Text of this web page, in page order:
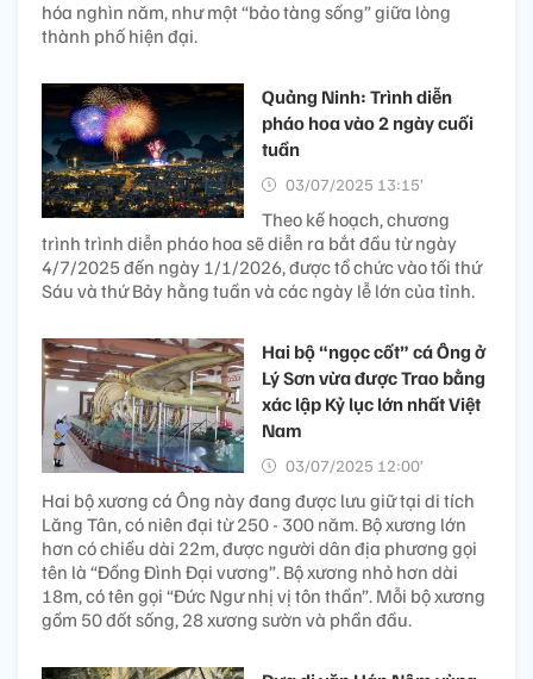
hóa nghìn năm, như một “bảo tàng sống” giữa lòng
thành phố hiện đại.
Quảng Ninh: Trình diễn
pháo hoa vào 2 ngày cuối
tuần
03/07/2025 13:15’
Theo kế hoạch, chương
trình trình diễn pháo hoa sẽ diễn ra bắt đầu từ ngày
4/7/2025 đến ngày 1/1/2026, được tổ chức vào tối thứ
Sáu và thứ Bảy hằng tuần và các ngày lễ lớn của tỉnh.
Hai bộ “ngọc cốt” cá Ông ở
Lý Sơn vừa được Trao bằng
xác lập Kỷ lục lớn nhất Việt
Nam
03/07/2025 12:00’
Hai bộ xương cá Ông này đang được lưu giữ tại di tích
Lăng Tân, có niên đại từ 250 - 300 năm. Bộ xương lớn
hơn có chiều dài 22m, được người dân địa phương gọi
tên là “Đồng Đình Đại vương”. Bộ xương nhỏ hơn dài
18m, có tên gọi “Đức Ngư nhị vị tôn thần”. Mỗi bộ xương
gồm 50 đốt sống, 28 xương sườn và phần đầu.